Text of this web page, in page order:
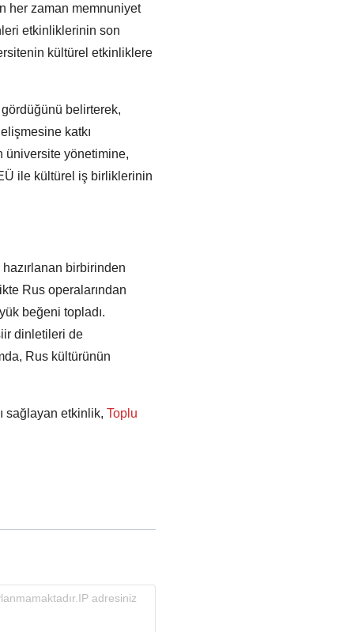
her zaman memnuniyet
etkinliklerinin son
kültürel etkinliklere
belirterek,
katkı
üniversite yönetimine,
ile kültürel iş birliklerinin
birbirinden
Rus operalarından
beğeni topladı.
dinletileri de
Rus kültürünün
sağlayan etkinlik, Toplu